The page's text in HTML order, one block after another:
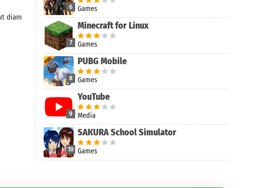
diam
6 Games
7
Minecraft for Linux
Games
8
PUBG Mobile
Games
9
YouTube
Media
10
SAKURA School Simulator
Games